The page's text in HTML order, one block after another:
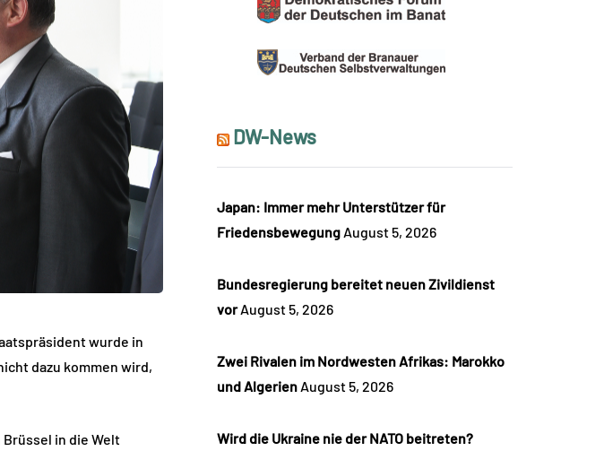
wurde in
dazu kommen wird,
in die Welt
DW-News
Japan: Immer mehr Unterstützer für
Friedensbewegung August 5, 2026
Bundesregierung bereitet neuen Zivildienst
vor August 5, 2026
Zwei Rivalen im Nordwesten Afrikas: Marokko
und Algerien August 5, 2026
Wird die Ukraine nie der NATO beitreten?